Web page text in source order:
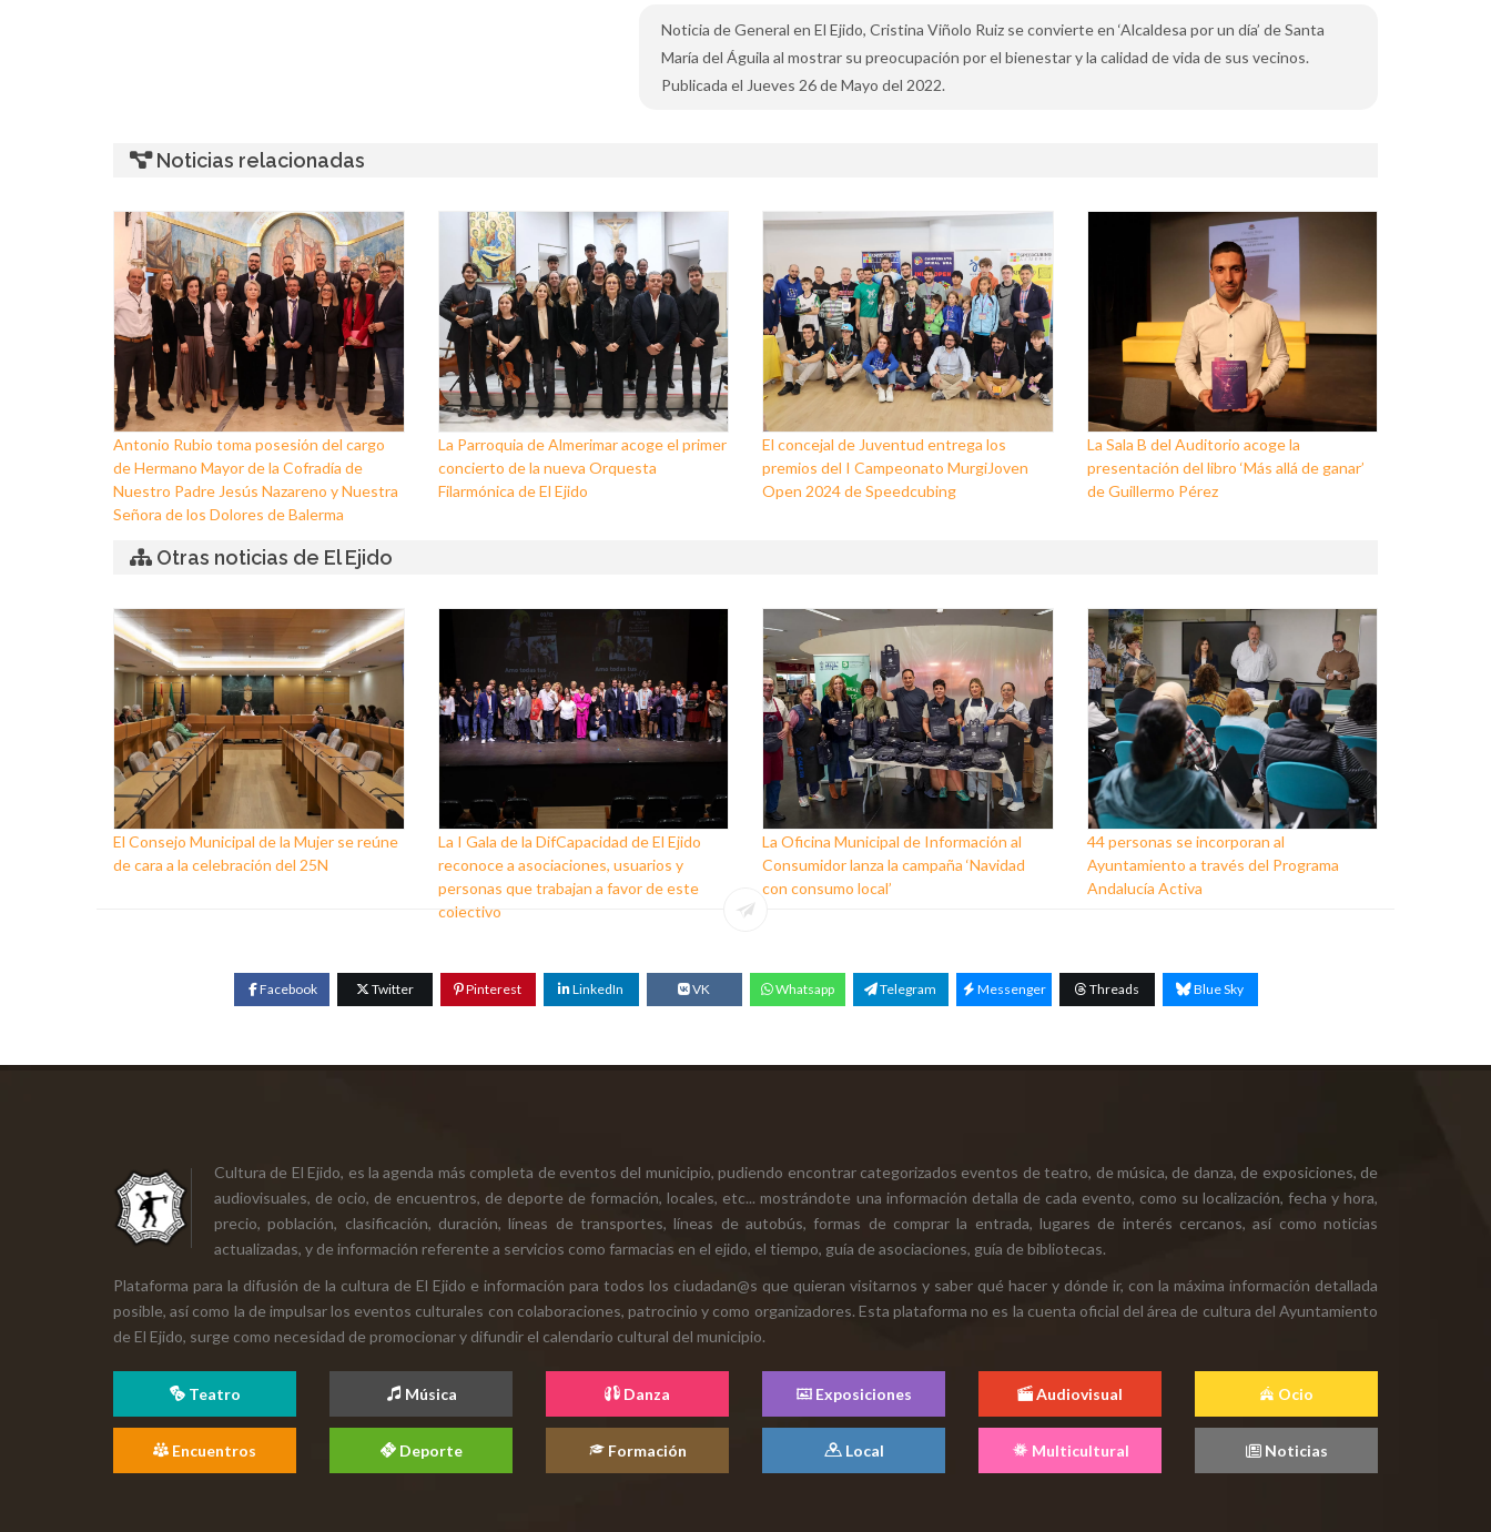
Noticia de General en El Ejido, Cristina Viñolo Ruiz se convierte en ‘Alcaldesa por un día’ de Santa
María del Águila al mostrar su preocupación por el bienestar y la calidad de vida de sus vecinos.
Publicada el Jueves 26 de Mayo del 2022.
Noticias relacionadas
Antonio Rubio toma posesión del cargo
de Hermano Mayor de la Cofradía de
Nuestro Padre Jesús Nazareno y Nuestra
Señora de los Dolores de Balerma
La Parroquia de Almerimar acoge el primer
concierto de la nueva Orquesta
Filarmónica de El Ejido
El concejal de Juventud entrega los
premios del I Campeonato MurgiJoven
Open 2024 de Speedcubing
La Sala B del Auditorio acoge la
presentación del libro ‘Más allá de ganar’
de Guillermo Pérez
Otras noticias de El Ejido
El Consejo Municipal de la Mujer se reúne
de cara a la celebración del 25N
La I Gala de la DifCapacidad de El Ejido
reconoce a asociaciones, usuarios y
personas que trabajan a favor de este
colectivo
La Oficina Municipal de Información al
Consumidor lanza la campaña ‘Navidad
con consumo local’
44 personas se incorporan al
Ayuntamiento a través del Programa
Andalucía Activa
Facebook Twitter Pinterest LinkedIn VK Whatsapp Telegram Messenger Threads Blue Sky
Cultura de El Ejido, es la agenda más completa de eventos del municipio, pudiendo encontrar categorizados eventos de teatro, de música, de danza, de exposiciones, de
audiovisuales, de ocio, de encuentros, de deporte de formación, locales, etc... mostrándote una información detalla de cada evento, como su localización, fecha y hora,
precio, población, clasificación, duración, líneas de transportes, líneas de autobús, formas de comprar la entrada, lugares de interés cercanos, así como noticias
actualizadas, y de información referente a servicios como farmacias en el ejido, el tiempo, guía de asociaciones, guía de bibliotecas.
Plataforma para la difusión de la cultura de El Ejido e información para todos los ciudadan@s que quieran visitarnos y saber qué hacer y dónde ir, con la máxima información detallada
posible, así como la de impulsar los eventos culturales con colaboraciones, patrocinio y como organizadores. Esta plataforma no es la cuenta oficial del área de cultura del Ayuntamiento
de El Ejido, surge como necesidad de promocionar y difundir el calendario cultural del municipio.
Teatro Música Danza Exposiciones Audiovisual Ocio
Encuentros Deporte Formación Local Multicultural Noticias